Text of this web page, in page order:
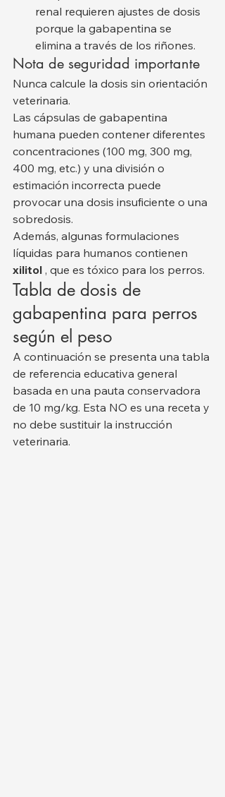
renal requieren ajustes de dosis
porque la gabapentina se
elimina a través de los riñones.
Nota de seguridad importante
Nunca calcule la dosis sin orientación
veterinaria.
Las cápsulas de gabapentina
humana pueden contener diferentes
concentraciones (100 mg, 300 mg,
400 mg, etc.) y una división o
estimación incorrecta puede
provocar una dosis insuficiente o una
sobredosis.
Además, algunas formulaciones
líquidas para humanos contienen
xilitol , que es tóxico para los perros.
Tabla de dosis de
gabapentina para perros
según el peso
A continuación se presenta una tabla
de referencia educativa general
basada en una pauta conservadora
de 10 mg/kg. Esta NO es una receta y
no debe sustituir la instrucción
veterinaria.